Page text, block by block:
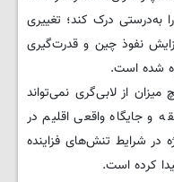
به‌درستی درک کند؛ تغییری
نفوذ چین و قدرت‌گیری
شده است.
از لابی‌گری نمی‌تواند
و جایگاه واقعی اقلیم در
در شرایط تنش‌های فزاینده
کرده است.